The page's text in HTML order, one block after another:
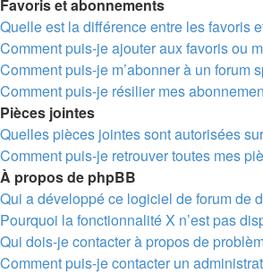
Favoris et abonnements
Quelle est la différence entre les favoris
Comment puis-je ajouter aux favoris ou
Comment puis-je m’abonner à un forum
Comment puis-je résilier mes
Pièces jointes
Quelles pièces jointes sont autorisées
Comment puis-je retrouver toutes mes
À propos de phpBB
Qui a développé ce logiciel de forum de
Pourquoi la fonctionnalité X n’est pas
Qui dois-je contacter à propos de
Comment puis-je contacter un